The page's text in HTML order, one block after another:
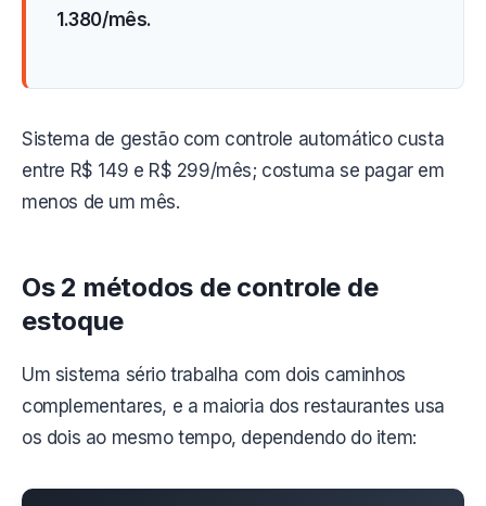
1.380/mês.
Sistema de gestão com controle automático custa
entre R$ 149 e R$ 299/mês; costuma se pagar em
menos de um mês.
Os 2 métodos de controle de
estoque
Um sistema sério trabalha com dois caminhos
complementares, e a maioria dos restaurantes usa
os dois ao mesmo tempo, dependendo do item: